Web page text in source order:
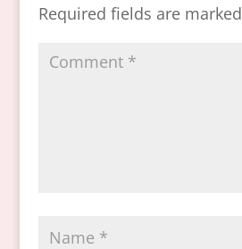
Required fields are marked